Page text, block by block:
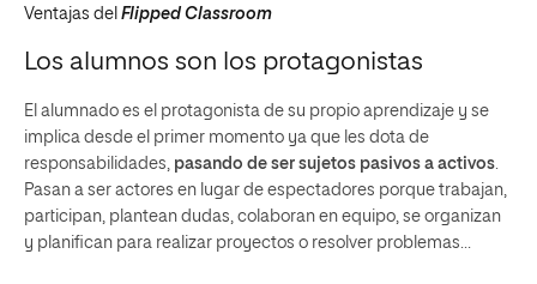
Ventajas del Flipped Classroom
Los alumnos son los protagonistas
El alumnado es el protagonista de su propio aprendizaje y se
implica desde el primer momento ya que les dota de
responsabilidades, pasando de ser sujetos pasivos a activos.
Pasan a ser actores en lugar de espectadores porque trabajan,
participan, plantean dudas, colaboran en equipo, se organizan
y planifican para realizar proyectos o resolver problemas…